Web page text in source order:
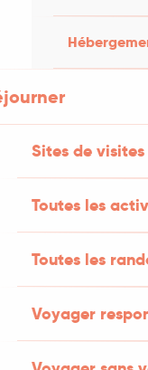
Sites de visites
Toutes les
Toutes les
Voyager
à 888m